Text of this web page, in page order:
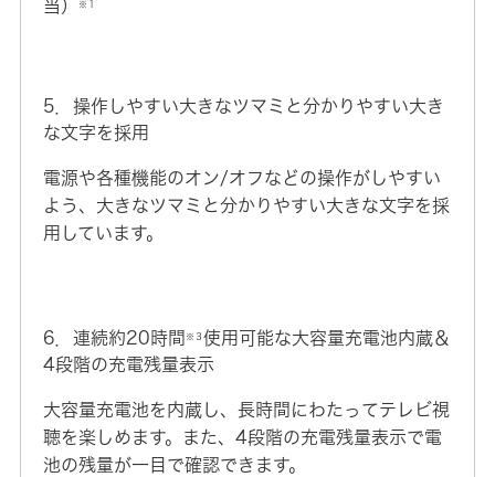
当）
※１
5．操作しやすい大きなツマミと分かりやすい大き
な文字を採用
電源や各種機能のオン/オフなどの操作がしやすい
よう、大きなツマミと分かりやすい大きな文字を採
用しています。
6．連続約20時間 ※３ 使用可能な大容量充電池内蔵＆
4段階の充電残量表示
大容量充電池を内蔵し、長時間にわたってテレビ視
聴を楽しめます。また、4段階の充電残量表示で電
池の残量が一目で確認できます。